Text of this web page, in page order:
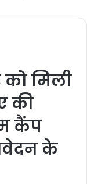
मिली
की
कैंप
के